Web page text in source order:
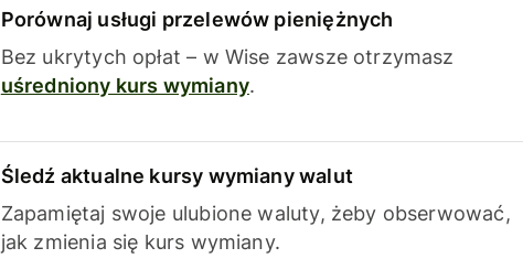
Porównaj usługi przelewów pieniężnych
Bez ukrytych opłat – w Wise zawsze otrzymasz
uśredniony kurs wymiany.
Śledź aktualne kursy wymiany walut
Zapamiętaj swoje ulubione waluty, żeby obserwować,
jak zmienia się kurs wymiany.